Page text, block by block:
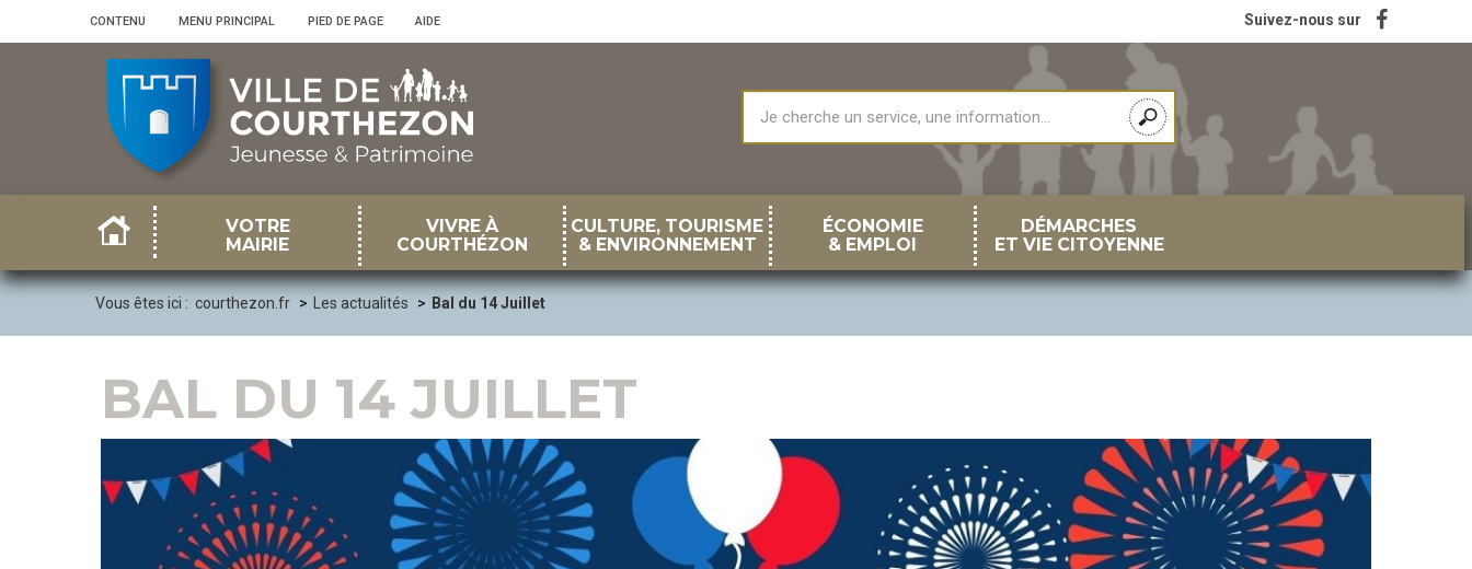
CONTENU MENU PRINCIPAL PIED DE PAGE AIDE
VOTRE
MAIRIE
VIVRE À
COURTHÉZON
CULTURE, TOURISME
& ENVIRONNEMENT
ÉCONOMIE
& EMPLOI
DÉMARCHES
ET VIE CITOYENNE
Suivez-nous sur
Vous êtes ici : courthezon.fr Les actualités Bal du 14 Juillet
BAL DU 14 JUILLET